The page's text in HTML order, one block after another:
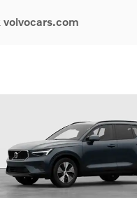
inhybride auto's
hybrid auto's
volvocars.com
Onderhoud &
Overname van uw
Volvo Support
Garantie
24/7